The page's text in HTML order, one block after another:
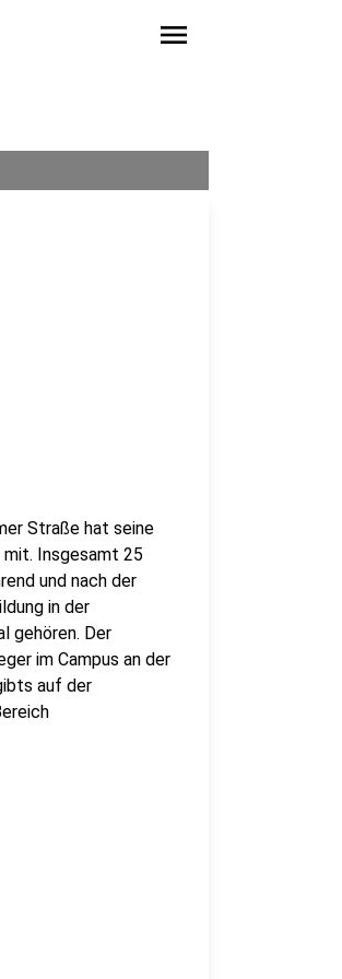
menu
Straße hat seine
Insgesamt 25
und nach der
in der
gehören. Der
im Campus an der
auf der